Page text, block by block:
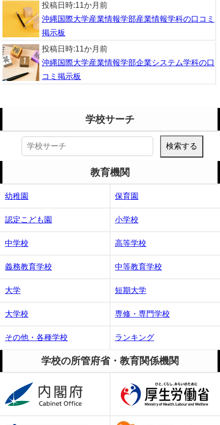
投稿日時:11か月前
沖縄国際大学産業情報学部産業情報学科の口コミ
掲示板
投稿日時:11か月前
沖縄国際大学産業情報学部企業システム学科の口
コミ掲示板
学校サーチ
検
教育機関
幼稚園 保育園
認定こども園 小学校
中学校 高等学校
義務教育学校 中等教育学校
大学 短期大学
大学校 専修・専門学校
その他・各種学校 ランキング
学校の所管府省・教育関係機関